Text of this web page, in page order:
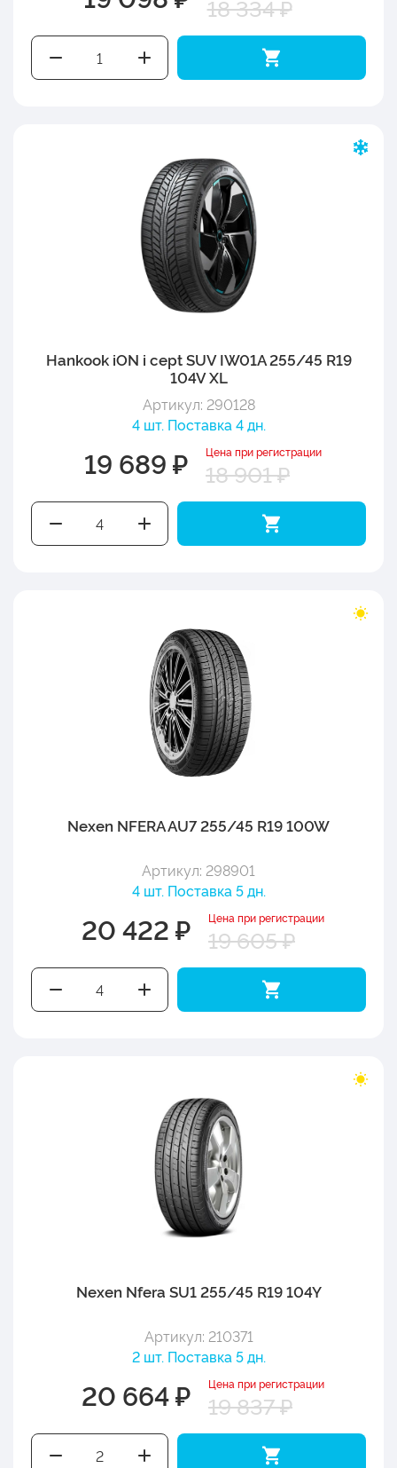
18 334 ₽
Hankook iON i cept SUV IW01A 255/45 R19
104V XL
Артикул: 290128
4 шт. Поставка 4 дн.
19 689 ₽ Цена при регистрации
18 901 ₽
Nexen NFERA AU7 255/45 R19 100W
Артикул: 298901
4 шт. Поставка 5 дн.
20 422 ₽ Цена при регистрации
19 605 ₽
Nexen Nfera SU1 255/45 R19 104Y
Артикул: 210371
2 шт. Поставка 5 дн.
20 664 ₽ Цена при регистрации
19 837 ₽